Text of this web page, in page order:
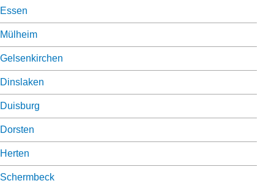
Essen
Mülheim
Gelsenkirchen
Dinslaken
Duisburg
Dorsten
Herten
Schermbeck